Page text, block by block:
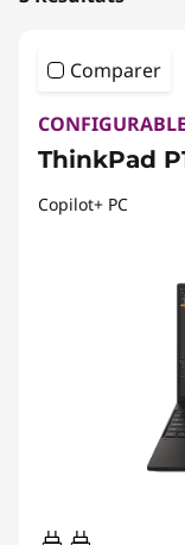
Comparer
ThinkPad
Copilot+ PC